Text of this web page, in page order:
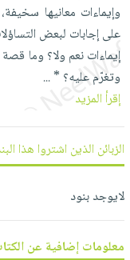
العناية
بالأسنان
الحمية
والتغذية
أدوات
المائدة
الأوعية
والتخزين
الأكثر
مبيعاً
العودة
للمدارس
اكسسوارات
كتب
اكسسوارات
منزلية
اكسسوارات
ملابس
مطرزات
شحن
مجاني
بنود
مختارة
اشتراكات
كل
الاشتراكات
صندوق
القراءة
iKitab
بحث
متقدم
نيل
وفرات
وإيماءات معانيها
على إجابات لبعض
إيماءات نعم ولا؟ وما
وتغرّم عليه؟ *...
إقرأ المزيد
الزبائن الذين اشتروا هذا
لايوجد بنود
معلومات إضافية عن